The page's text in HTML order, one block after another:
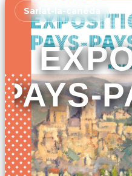
Sarlat-la-canéda
PAYS-